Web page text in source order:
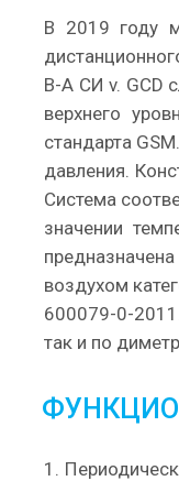
В 2019 году
В-А СИ v. GCD
верхнего
стандарта
давления.
Система
значении
воздухом
600079-0-
так и по
1.